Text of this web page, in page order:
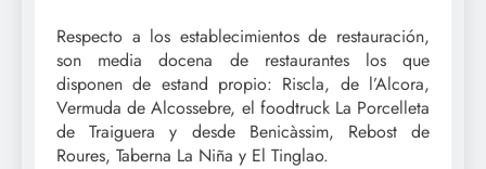
Respecto a los establecimientos de restauración,
son media docena de restaurantes los que
disponen de estand propio: Riscla, de l’Alcora,
Vermuda de Alcossebre, el foodtruck La Porcelleta
de Traiguera y desde Benicàssim, Rebost de
Roures, Taberna La Niña y El Tinglao.